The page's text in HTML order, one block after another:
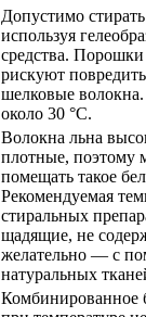
Допустимо
используя
средства.
рискуют
шелковые
около 30 °C.
Волокна льна
плотные, поэтому
помещать такое
Рекомендуемая
стиральных
щадящие, не
желательно — с
натуральных
Комбинированное